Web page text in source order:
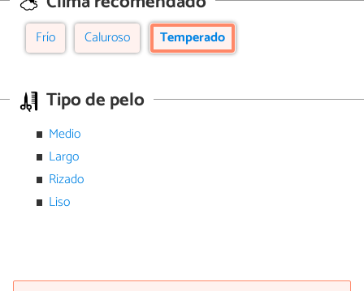
Frío Caluroso Temperado
Tipo de pelo
Medio
Largo
Rizado
Liso